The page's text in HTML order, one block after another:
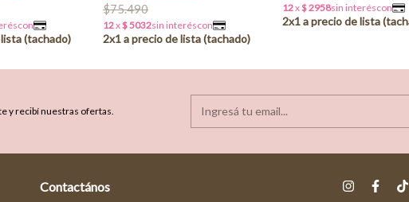
$75.490
y recibí nuestras ofertas.
Contactános